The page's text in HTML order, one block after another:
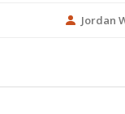
Jordan